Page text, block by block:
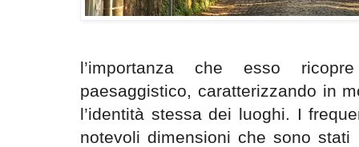
l’importanza che esso
paesaggistico, caratterizzando in
l’identità stessa dei luoghi. I
notevoli dimensioni che sono